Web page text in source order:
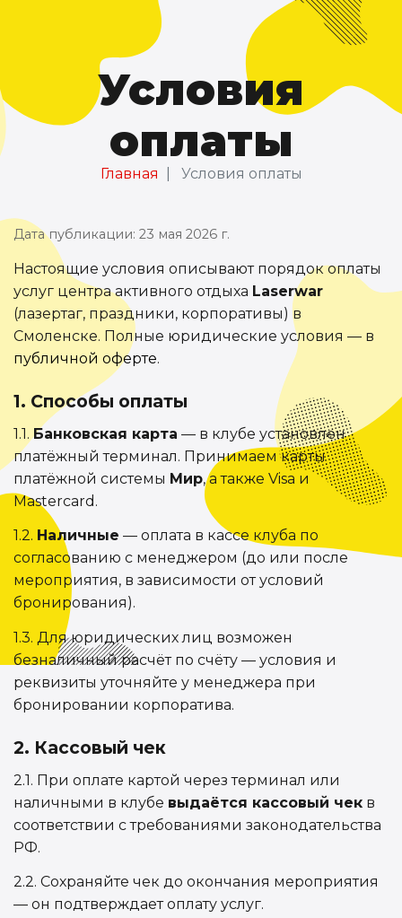
Условия
оплаты
Главная Условия оплаты
Дата публикации: 23 мая 2026 г.
Настоящие условия описывают порядок оплаты
услуг центра активного отдыха Laserwar
(лазертаг, праздники, корпоративы) в
Смоленске. Полные юридические условия — в
публичной оферте.
1. Способы оплаты
1.1. Банковская карта — в клубе установлен
платёжный терминал. Принимаем карты
платёжной системы Мир, а также Visa и
Mastercard.
1.2. Наличные — оплата в кассе клуба по
согласованию с менеджером (до или после
мероприятия, в зависимости от условий
бронирования).
1.3. Для юридических лиц возможен
безналичный расчёт по счёту — условия и
реквизиты уточняйте у менеджера при
бронировании корпоратива.
2. Кассовый чек
2.1. При оплате картой через терминал или
наличными в клубе выдаётся кассовый чек в
соответствии с требованиями законодательства
РФ.
2.2. Сохраняйте чек до окончания мероприятия
— он подтверждает оплату услуг.